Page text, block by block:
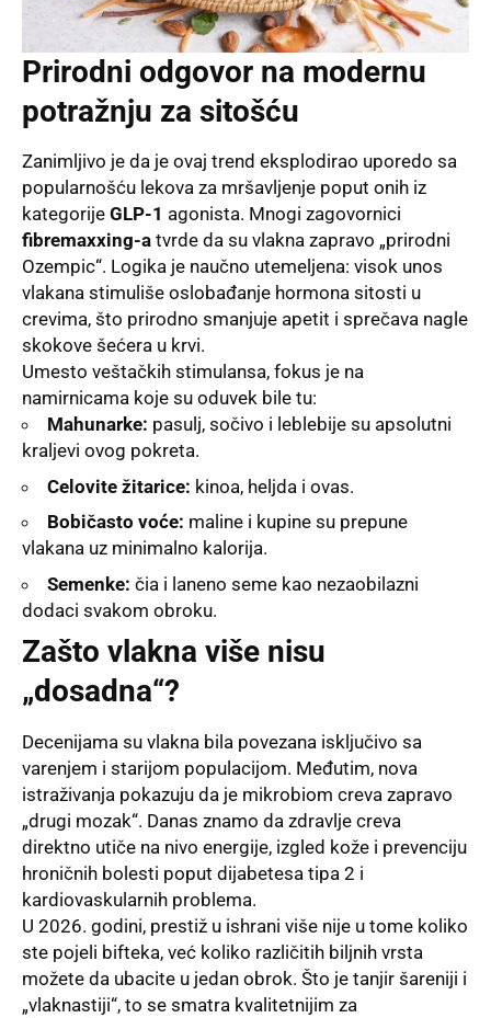
Prirodni odgovor na modernu
potražnju za sitošću
Zanimljivo je da je ovaj trend eksplodirao uporedo sa
popularnošću lekova za mršavljenje poput onih iz
kategorije GLP-1 agonista. Mnogi zagovornici
fibremaxxing-a tvrde da su vlakna zapravo „prirodni
Ozempic“. Logika je naučno utemeljena: visok unos
vlakana stimuliše oslobađanje hormona sitosti u
crevima, što prirodno smanjuje apetit i sprečava nagle
skokove šećera u krvi.
Umesto veštačkih stimulansa, fokus je na
namirnicama koje su oduvek bile tu:
Mahunarke: pasulj, sočivo i leblebije su apsolutni
kraljevi ovog pokreta.
Celovite žitarice: kinoa, heljda i ovas.
Bobičasto voće: maline i kupine su prepune
vlakana uz minimalno kalorija.
Semenke: čia i laneno seme kao nezaobilazni
dodaci svakom obroku.
Zašto vlakna više nisu
„dosadna“?
Decenijama su vlakna bila povezana isključivo sa
varenjem i starijom populacijom. Međutim, nova
istraživanja pokazuju da je mikrobiom creva zapravo
„drugi mozak“. Danas znamo da zdravlje creva
direktno utiče na nivo energije, izgled kože i prevenciju
hroničnih bolesti poput dijabetesa tipa 2 i
kardiovaskularnih problema.
U 2026. godini, prestiž u ishrani više nije u tome koliko
ste pojeli bifteka, već koliko različitih biljnih vrsta
možete da ubacite u jedan obrok. Što je tanjir šareniji i
„vlaknastiji“, to se smatra kvalitetnijim za